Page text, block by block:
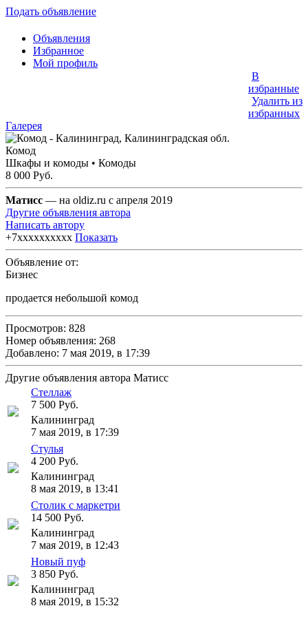
Подать объявление
Объявления
Избранное
Мой профиль
В
избранные
Удалить из
избранных
Галерея
Комод
Шкафы и комоды • Комоды
8 000 Руб.
Матисс — на oldiz.ru с апреля 2019
Другие объявления автора
Написать автору
+7xxxxxxxxxx Показать
Объявление от:
Бизнес
продается небольшой комод
Просмотров: 828
Номер объявления: 268
Добавлено: 7 мая 2019, в 17:39
Другие объявления автора Матисс
Стеллаж
7 500 Руб.
Калининград
7 мая 2019, в 17:39
Стулья
4 200 Руб.
Калининград
8 мая 2019, в 13:41
Столик с маркетри
14 500 Руб.
Калининград
7 мая 2019, в 12:43
Новый пуф
3 850 Руб.
Калининград
8 мая 2019, в 15:32